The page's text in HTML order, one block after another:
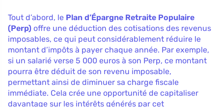
Tout d’abord, le Plan d’Épargne Retraite Populaire
(Perp) offre une déduction des cotisations des revenus
imposables, ce qui peut considérablement réduire le
montant d’impôts à payer chaque année. Par exemple,
si un salarié verse 5 000 euros à son Perp, ce montant
pourra être déduit de son revenu imposable,
permettant ainsi de diminuer sa charge fiscale
immédiate. Cela crée une opportunité de capitaliser
davantage sur les intérêts générés par cet